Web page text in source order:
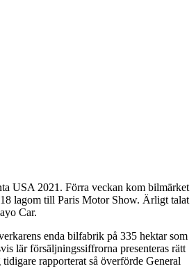
USA 2021. Förra veckan kom bilmärket
lagom till Paris Motor Show. Ärligt talat
Car.
enda bilfabrik på 335 hektar som
lär försäljningssiffrorna presenteras rätt
rapporterat så överförde General